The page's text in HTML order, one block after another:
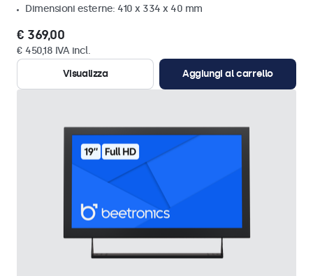
Dimensioni esterne: 410 x 334 x 40 mm
€ 369,00
€ 450,18 IVA incl.
Visualizza
Aggiungi al carrello